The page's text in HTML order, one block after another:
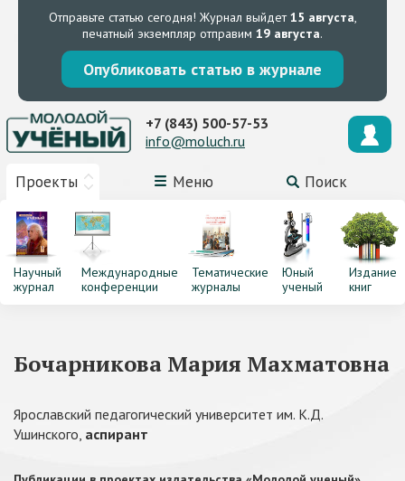
Отправьте статью сегодня! Журнал выйдет15 августа,
печатный экземпляр отправим 19 августа.
Опубликовать статью в журнале
Проекты Меню Поиск
+7 (843) 500-57-53
info@moluch.ru
Научный
журнал
Международные
конференции
Тематические
журналы
Юный
ученый
Издание
книг
Бочарникова Мария Махматовна
Ярославский педагогический университет им. К.Д.
Ушинского, аспирант